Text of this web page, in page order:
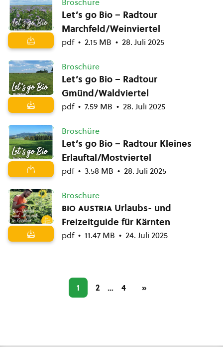
Let’s go Bio – Radtour
Marchfeld/Weinviertel
pdf 2.15 MB 28. Juli 2025
Broschüre
Let’s go Bio – Radtour
Gmünd/Waldviertel
pdf 7.59 MB 28. Juli 2025
Broschüre
Let’s go Bio – Radtour Kleines
Erlauftal/Mostviertel
pdf 3.58 MB 28. Juli 2025
Broschüre
bio austria Urlaubs- und
Freizeitguide für Kärnten
pdf 11.47 MB 24. Juli 2025
1 2 … 4 »